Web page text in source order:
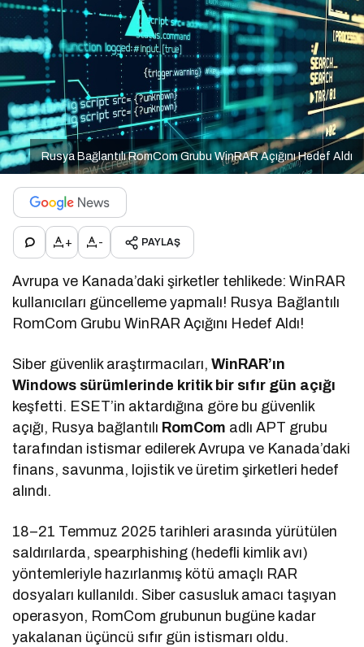
Rusya Bağlantılı RomCom Grubu WinRAR Açığını Hedef Aldı
+ - PAYLAŞ
Avrupa ve Kanada’daki şirketler tehlikede: WinRAR
kullanıcıları güncelleme yapmalı! Rusya Bağlantılı
RomCom Grubu WinRAR Açığını Hedef Aldı!
Siber güvenlik araştırmacıları,WinRAR’ın
Windows sürümlerinde kritik bir sıfır gün açığı
keşfetti. ESET’in aktardığına göre bu güvenlik
açığı, Rusya bağlantılı RomCom adlı APT grubu
tarafından istismar edilerek Avrupa ve Kanada’daki
finans, savunma, lojistik ve üretim şirketleri hedef
alındı.
18–21 Temmuz 2025 tarihleri arasında yürütülen
saldırılarda, spearphishing (hedefli kimlik avı)
yöntemleriyle hazırlanmış kötü amaçlı RAR
dosyaları kullanıldı. Siber casusluk amacı taşıyan
operasyon, RomCom grubunun bugüne kadar
yakalanan üçüncü sıfır gün istismarı oldu.